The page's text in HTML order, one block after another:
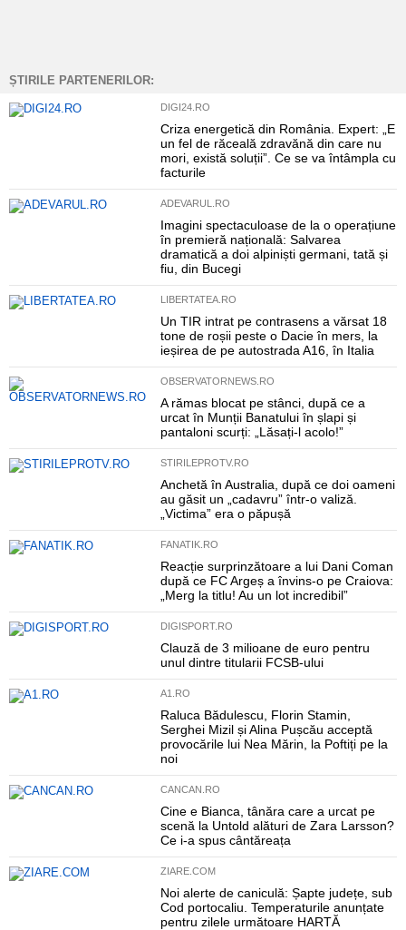
ȘTIRILE PARTENERILOR:
DIGI24.RO
Criza energetică din România. Expert: „E
un fel de răceală zdravănă din care nu
mori, există soluții”. Ce se va întâmpla cu
facturile
ADEVARUL.RO
Imagini spectaculoase de la o operațiune
în premieră națională: Salvarea
dramatică a doi alpiniști germani, tată și
fiu, din Bucegi
LIBERTATEA.RO
Un TIR intrat pe contrasens a vărsat 18
tone de roșii peste o Dacie în mers, la
ieșirea de pe autostrada A16, în Italia
OBSERVATORNEWS.RO
A rămas blocat pe stânci, după ce a
urcat în Munții Banatului în șlapi și
pantaloni scurți: „Lăsați-l acolo!”
STIRILEPROTV.RO
Anchetă în Australia, după ce doi oameni
au găsit un „cadavru” într-o valiză.
„Victima” era o păpușă
FANATIK.RO
Reacție surprinzătoare a lui Dani Coman
după ce FC Argeș a învins-o pe Craiova:
„Merg la titlu! Au un lot incredibil”
DIGISPORT.RO
Clauză de 3 milioane de euro pentru
unul dintre titularii FCSB-ului
A1.RO
Raluca Bădulescu, Florin Stamin,
Serghei Mizil și Alina Pușcău acceptă
provocările lui Nea Mărin, la Poftiți pe la
noi
CANCAN.RO
Cine e Bianca, tânăra care a urcat pe
scenă la Untold alături de Zara Larsson?
Ce i-a spus cântăreața
ZIARE.COM
Noi alerte de caniculă: Șapte județe, sub
Cod portocaliu. Temperaturile anunțate
pentru zilele următoare HARTĂ